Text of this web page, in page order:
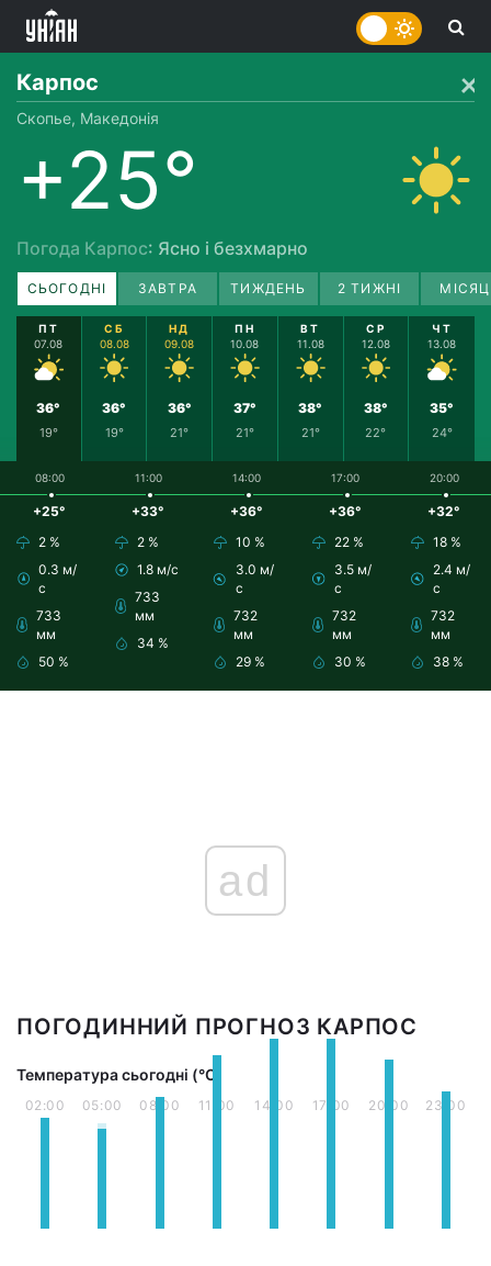
Карпос
Скопье, Македонія
+25°
Погода Карпос: Ясно і безхмарно
СЬОГОДНІ ЗАВТРА ТИЖДЕНЬ 2 ТИЖНІ
ПТ
07.08
36°
19°
СБ
08.08
36°
19°
НД
09.08
36°
21°
ПН
10.08
37°
21°
ВТ
11.08
38°
21°
СР
12.08
38°
22°
ЧТ
13.08
35°
24°
08:00
+25°
2 %
0.3 м/
с
733
мм
50 %
11:00
+33°
2 %
1.8 м/с
733
мм
34 %
14:00
+36°
10 %
3.0 м/
с
732
мм
29 %
17:00
+36°
22 %
3.5 м/
с
732
мм
30 %
20:00
+32°
18 %
2.4 м/
с
732
мм
38 %
ad
ПОГОДИННИЙ ПРОГНОЗ КАРПОС
Температура сьогодні (°С)
02:00 05:00 08:00 11:00 14:00 17:00 20:00 23:00